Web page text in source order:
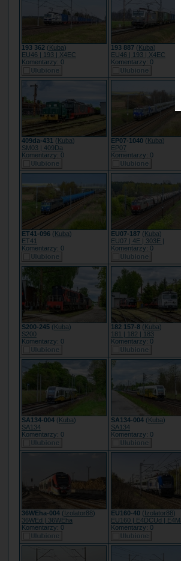
193 362 (Kuba)
EU46 | 193 | X4EC
Komentarzy: 0
193 887 (Kuba)
EU46 | 193 | X4EC
Komentarzy: 0
409da-431 (Kuba)
SM03 | 409Da
Komentarzy: 0
EP07-1040 (Kuba)
EP07
Komentarzy: 0
ET41-096 (Kuba)
ET41
Komentarzy: 0
EU07-187 (Kuba)
EU07 | 4E | 303E |
Komentarzy: 0
S200-245 (Kuba)
S200
Komentarzy: 0
182 157-8 (Kuba)
181 | 182 | 183
Komentarzy: 0
SA134-004 (Kuba)
SA134
Komentarzy: 0
SA134-004 (Kuba)
SA134
Komentarzy: 0
36WEha-004 (Izolator88)
36WEd | 36WEha
Komentarzy: 0
EU160-40 (Izolator88)
EU160 | E4DCUd |
Komentarzy: 0